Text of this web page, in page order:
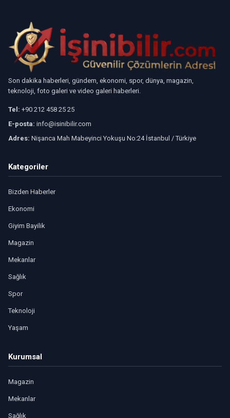
Son dakika haberleri, gündem, ekonomi, spor, dünya, magazin,
teknoloji, foto galeri ve video galeri haberleri.
Tel: +90 212 458 25 25
E-posta: info@isinibilir.com
Adres: Nişanca Mah Mabeyinci Yokuşu No:24 İstanbul / Türkiye
Kategoriler
Bizden Haberler
Ekonomi
Giyim Bayilik
Magazin
Mekanlar
Sağlık
Spor
Teknoloji
Yaşam
Kurumsal
Magazin
Mekanlar
Sağlık